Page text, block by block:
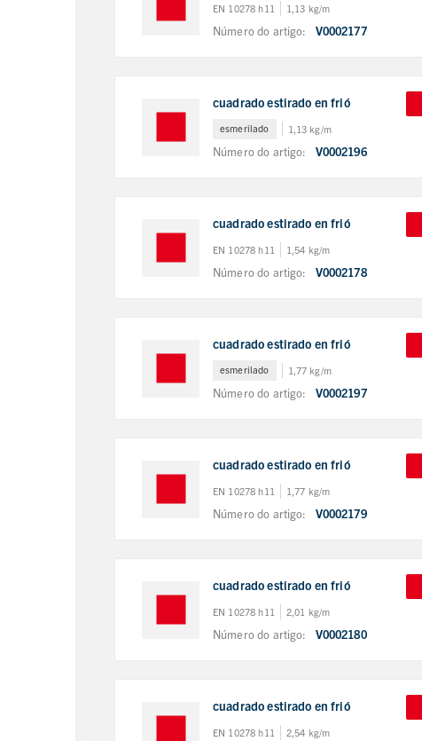
EN 10278 h11 1,13 kg/m
Número do artigo: V0002177
cuadrado estirado en frió
esmerilado 1,13 kg/m
Número do artigo: V0002196
cuadrado estirado en frió
EN 10278 h11 1,54 kg/m
Número do artigo: V0002178
cuadrado estirado en frió
esmerilado 1,77 kg/m
Número do artigo: V0002197
cuadrado estirado en frió
EN 10278 h11 1,77 kg/m
Número do artigo: V0002179
cuadrado estirado en frió
EN 10278 h11 2,01 kg/m
Número do artigo: V0002180
cuadrado estirado en frió
EN 10278 h11 2,54 kg/m